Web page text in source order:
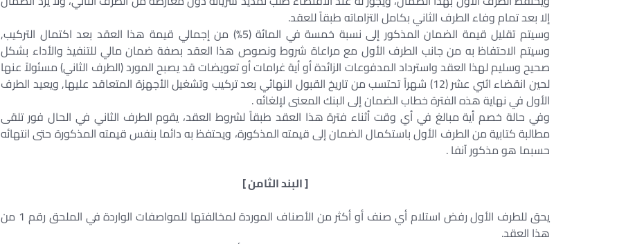
إلا بعد تمام وفاء الطرف الثاني بكامل التزاماته طبقاً للعقد.
وسيتم تقليل قيمة الضمان المذكور إلى نسبة خمسة في المائة (5%) من إجمالي قيمة هذا العقد بعد اكتمال التركيب,
وسيتم الاحتفاظ به من جانب الطرف الأول مع مراعاة شروط ونصوص هذا العقد بصفة ضمان مالي للتنفيذ والأداء بشكل
صحيح وسليم لهذا العقد واسترداد المدفوعات الزائدة أو أية غرامات أو تعويضات قد يصبح المورد (الطرف الثاني) مسئولاً عنها
لحين انقضاء اثني عشر (12) شهراً تحتسب من تاريخ القبول النهائي بعد تركيب وتشغيل الأجهزة المتعاقد عليها, ويعيد الطرف
الأول في نهاية هذه الفترة خطاب الضمان إلى البنك المعنى لإلغائه .
وفي حالة خصم أية مبالغ في أي وقت أثناء فترة هذا العقد طبقاً لشروط العقد، يقوم الطرف الثاني في الحال فور تلقى
مطالبة كتابية من الطرف الأول باستكمال الضمان إلى قيمته المذكورة، ويحتفظ به دائما بنفس قيمته المذكورة حتى انتهائه
حسبما هو مذكور آنفا .
[ البند الثامن ]
يحق للطرف الأول رفض استلام أي صنف أو أكثر من الأصناف الموردة لمخالفتها للمواصفات الواردة في الملحق رقم 1 من
هذا العقد.